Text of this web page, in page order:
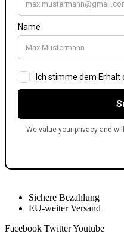
Sichere Bezahlung
EU-weiter Versand
Facebook TwitterYoutube